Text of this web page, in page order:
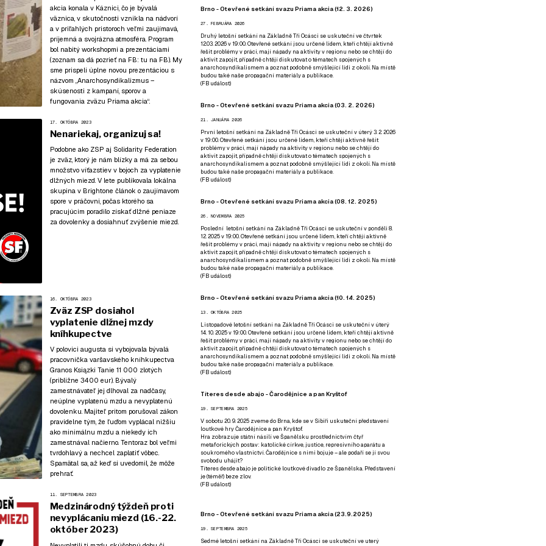
akcia konala v Káznici, čo je bývalá
väznica, v skutočnosti vznikla na nádvorí
a v priľahlých pristoroch veľmi zaujímavá,
príjemná a svojrázna atmosféra. Program
bol nabitý workshopmi a prezentáciami
(zoznam sa dá pozrieť na FB: tu na FB). My
sme prispeli úplne novou prezentáciou s
názvom „Anarchosyndikalizmus –
skúsenosti z kampaní, sporov a
fungovania zväzu Priama akcia“.
17. OKTÓBRA 2023
Nenariekaj, organizuj sa!
Podobne ako ZSP aj Solidarity Federation
je zväz, ktorý je nám blízky a má za sebou
množstvo víťazstiev v bojoch za vyplatenie
dlžných miezd. V lete publikovala lokálna
skupina v Brightone článok o zaujímavom
spore v práčovni, počas ktorého sa
pracujúcim poradilo získať dlžné peniaze
za dovolenky a dosiahnuť zvýšenie miezd.
16. OKTÓBRA 2023
Zväz ZSP dosiahol
vyplatenie dlžnej mzdy
kníhkupectve
V polovici augusta si vybojovala bývalá
pracovníčka varšavského kníhkupectva
Granos Ksiązki Tanie 11 000 zlotých
(približne 3400 eur). Bývalý
zamestnávateľ jej dlhoval za nadčasy,
neúplne vyplatenú mzdu a nevyplatenú
dovolenku. Majiteľ pritom porušoval zákon
pravidelne tým, že ľuďom vyplácal nižšiu
ako minimálnu mzdu a niekedy ich
zamestnával načierno. Tentoraz bol veľmi
tvrdohlavý a nechcel zaplatiť vôbec.
Spamätal sa, až keď si uvedomil, že môže
prehrať.
11. SEPTEMBRA 2023
Medzinárodný týždeň proti
nevyplácaniu miezd (16.-22.
október 2023)
Brno - Otevřené setkání svazu Priama akcia (12. 3. 2026)
27. FEBRUÁRA 2026
Druhý letošní setkání na Základně Tři Ocásci se uskuteční ve čtvrtek
12.03. 2026 v 19:00. Otevřené setkání jsou určené lidem, kteří chtějí aktivně
řešit problémy v práci, mají nápady na aktivity v regionu nebo se chtějí do
aktivit zapojit, případně chtějí diskutovat o tématech spojených s
anarchosyndikalismem a poznat podobně smýšlející lidi z okolí. Na místě
budou také naše propagační materiály a publikace.
(FB událost)
Brno - Otevřené setkání svazu Priama akcia (03. 2. 2026)
21. JANUÁRA 2026
První letošní setkání na Základně Tři Ocásci se uskuteční v úterý 3. 2. 2026
v 19:00. Otevřené setkání jsou určené lidem, kteří chtějí aktivně řešit
problémy v práci, mají nápady na aktivity v regionu nebo se chtějí do
aktivit zapojit, případně chtějí diskutovat o tématech spojených s
anarchosyndikalismem a poznat podobně smýšlející lidi z okolí. Na místě
budou také naše propagační materiály a publikace.
(FB událost)
Brno - Otevřené setkání svazu Priama akcia (08. 12. 2025)
26. NOVEMBRA 2025
Poslední letošní setkání na Základně Tři Ocásci se uskuteční v ponděli 8.
12. 2025 v 19:00. Otevřené setkání jsou určené lidem, kteří chtějí aktivně
řešit problémy v práci, mají nápady na aktivity v regionu nebo se chtějí do
aktivit zapojit, případně chtějí diskutovat o tématech spojených s
anarchosyndikalismem a poznat podobně smýšlející lidi z okolí. Na místě
budou také naše propagační materiály a publikace.
(FB událost)
Brno - Otevřené setkání svazu Priama akcia (10. 14. 2025)
13. OKTÓBRA 2025
Listopadové letošní setkání na Základně Tři Ocásci se uskuteční v úterý
14. 10. 2025 v 19:00. Otevřené setkání jsou určené lidem, kteří chtějí aktivně
řešit problémy v práci, mají nápady na aktivity v regionu nebo se chtějí do
aktivit zapojit, případně chtějí diskutovat o tématech spojených s
anarchosyndikalismem a poznat podobně smýšlející lidi z okolí. Na místě
budou také naše propagační materiály a publikace.
(FB událost)
Títeres desde abajo - Čarodějnice a pan Kryštof
19. SEPTEMBRA 2025
V sobotu 20. 9. 2025 zveme do Brna, kde se v Sibiři uskuteční představení
loutkové hry Čarodějnice a pan Kryštof.
Hra zobrazuje státní násilí ve Španělsku prostřednictvím čtyř
metaforických postav: katolické církve, justice, represivního aparátu a
soukromého vlastnictví. Čarodějnice s nimi bojuje – ale podaří se jí svou
svobodu uhájit?
Títeres desde abajo je politické loutkové divadlo ze Španělska. Představení
je (téměř) beze zlov.
(FB událost)
Brno - Otevřené setkání svazu Priama akcia (23.9.2025)
19. SEPTEMBRA 2025
Sedmé letošní setkání na Základně Tři Ocásci se uskuteční ve uterý